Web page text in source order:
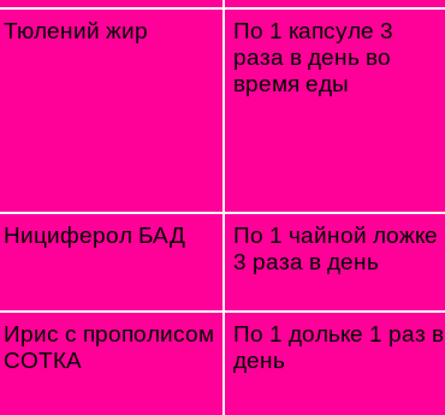
Тюлений жир
По 1 капсуле 3
раза в день во
время еды
Нициферол БАД
По 1 чайной ложке
3 раза в день
Ирис с прополисом
СОТКА
По 1 дольке 1 раз в
день